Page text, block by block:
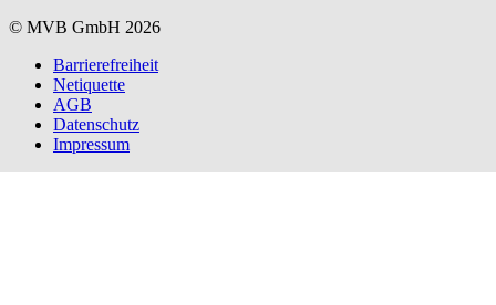
© MVB GmbH 2026
Barrierefreiheit
Netiquette
AGB
Datenschutz
Impressum